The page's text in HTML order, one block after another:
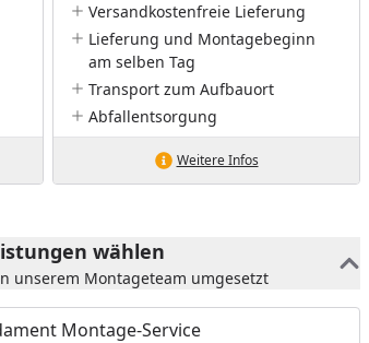
Versandkostenfreie Lieferung
Lieferung und Montagebeginn
am selben Tag
Transport zum Aufbauort
Abfallentsorgung
Weitere Infos
wählen
unserem Montageteam umgesetzt
Montage-Service